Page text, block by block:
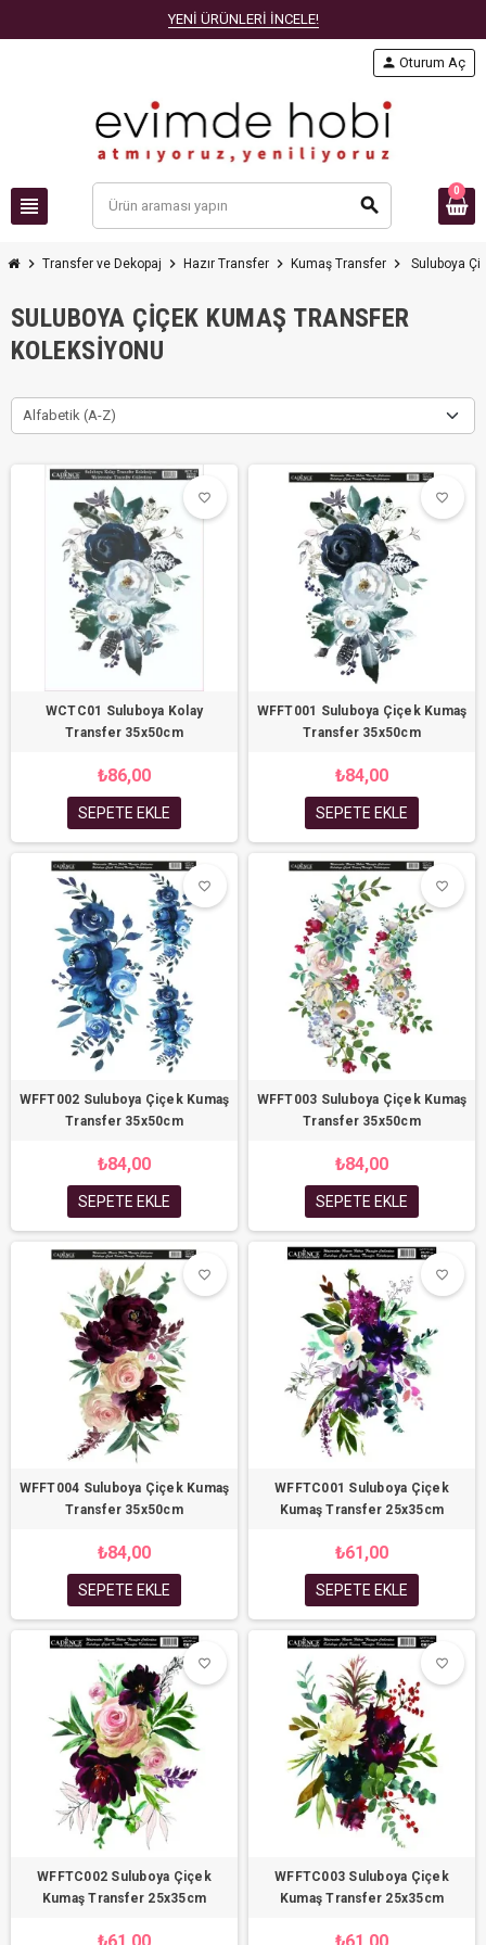
YENİ ÜRÜNLERİ İNCELE!
view_headline search
person Oturum Aç
0
chevron_right Transfer ve Dekopaj chevron_right Hazır Transfer chevron_right Kumaş Transfer chevron_right Suluboya
SULUBOYA ÇIÇEK KUMAŞ TRANSFER
KOLEKSIYONU
Alfabetik (A-Z)
favorite_border
favorite_border
WCTC01 Suluboya Kolay
Transfer 35x50cm
₺86,00
SEPETE EKLE
favorite_border
favorite_border
WFFT001 Suluboya Çiçek Kumaş
Transfer 35x50cm
₺84,00
SEPETE EKLE
favorite_border
favorite_border
WFFT002 Suluboya Çiçek Kumaş
Transfer 35x50cm
₺84,00
SEPETE EKLE
favorite_border
favorite_border
WFFT003 Suluboya Çiçek Kumaş
Transfer 35x50cm
₺84,00
SEPETE EKLE
favorite_border
favorite_border
WFFT004 Suluboya Çiçek Kumaş
Transfer 35x50cm
₺84,00
SEPETE EKLE
favorite_border
favorite_border
WFFTC001 Suluboya Çiçek
Kumaş Transfer 25x35cm
₺61,00
SEPETE EKLE
favorite_border
favorite_border
WFFTC002 Suluboya Çiçek
Kumaş Transfer 25x35cm
favorite_border
favorite_border
WFFTC003 Suluboya Çiçek
Kumaş Transfer 25x35cm